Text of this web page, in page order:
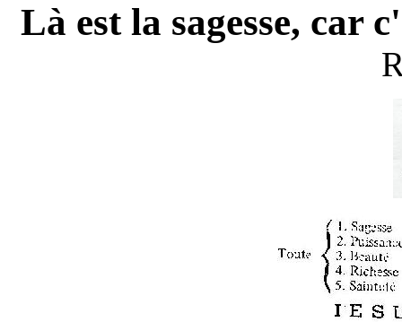
Là est la sagesse, car